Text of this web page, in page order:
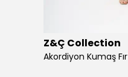
Z&Ç Collection
Akordiyon Kumaş